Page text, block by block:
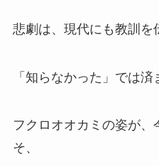
悲劇は、現代にも教訓を
「知らなかった」では済
フクロオオカミの姿が、
そ、